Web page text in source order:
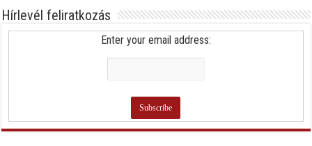
Hírlevél feliratkozás
Enter your email address: